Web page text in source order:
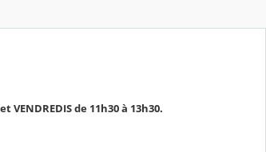
et VENDREDIS de 11h30 à 13h30.